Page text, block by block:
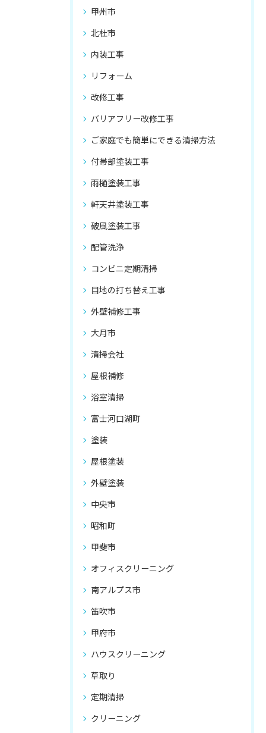
甲州市
北杜市
内装工事
リフォーム
改修工事
バリアフリー改修工事
ご家庭でも簡単にできる清掃方法
付帯部塗装工事
雨樋塗装工事
軒天井塗装工事
破風塗装工事
配管洗浄
コンビニ定期清掃
目地の打ち替え工事
外壁補修工事
大月市
清掃会社
屋根補修
浴室清掃
富士河口湖町
塗装
屋根塗装
外壁塗装
中央市
昭和町
甲斐市
オフィスクリーニング
南アルプス市
笛吹市
甲府市
ハウスクリーニング
草取り
定期清掃
クリーニング